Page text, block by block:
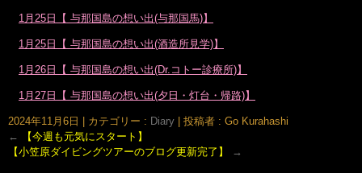
1月25日【 与那国島の想い出(与那国馬)】
1月25日【 与那国島の想い出(酒造所見学)】
1月26日【 与那国島の想い出(Dr.コトー診療所)】
1月27日【 与那国島の想い出(夕日・灯台・帰路)】
2024年11月6日 カテゴリー : Diary
投稿者 : Go Kurahashi
←
【今週も元気にスタート】
【小笠原ダイビングツアーのブログ更新完了】
→